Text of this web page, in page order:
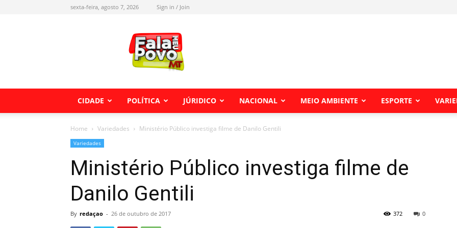
sexta-feira, agosto 7, 2026 Sign in / Join
Fala
meu
Povo
MT
CIDADE POLÍTICA JÚRIDICO NACIONAL MEIO AMBIENTE ESPORTE
Home Variedades Ministério Público investiga filme de Danilo Gentili
Variedades
Ministério Público investiga filme de
Danilo Gentili
By redaçao - 26 de outubro de 2017 0
372